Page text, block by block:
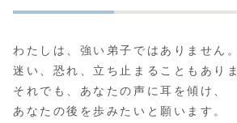
わたしは、強い弟子ではありません。
迷い、恐れ、立ち止まることもあり
それでも、あなたの声に耳を傾け、
あなたの後を歩みたいと願います。